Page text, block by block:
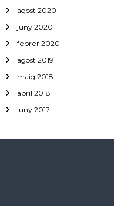
agost 2020
juny 2020
febrer 2020
agost 2019
maig 2018
abril 2018
juny 2017